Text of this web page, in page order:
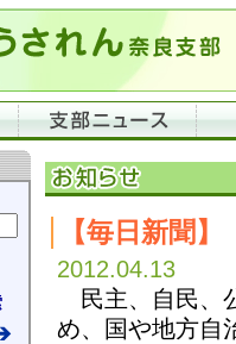
【毎日新聞
2012.04.13
民主、自民、
め、国や地方自